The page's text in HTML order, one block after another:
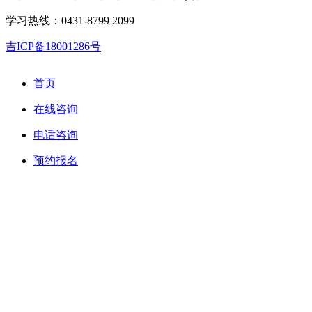
学习热线：0431-8799 2099
吉ICP备18001286号
首页
在线咨询
电话咨询
预约报名